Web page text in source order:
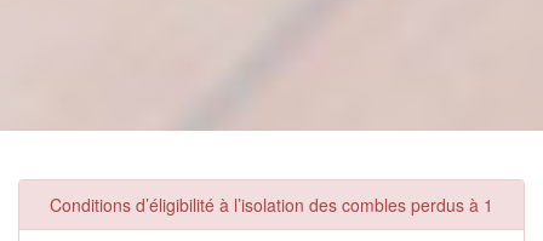
Conditions d’éligibilité à l’isolation des combles perdus à 1